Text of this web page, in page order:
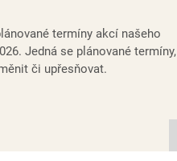
termíny akcí našeho
Jedná se plánované termíny,
či upřesňovat.